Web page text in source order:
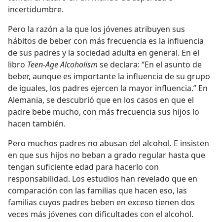
incertidumbre.
Pero la razón a la que los jóvenes atribuyen sus
hábitos de beber con más frecuencia es la influencia
de sus padres y la sociedad adulta en general. En el
libro Teen-Age Alcoholism se declara: “En el asunto de
beber, aunque es importante la influencia de su grupo
de iguales, los padres ejercen la mayor influencia.” En
Alemania, se descubrió que en los casos en que el
padre bebe mucho, con más frecuencia sus hijos lo
hacen también.
Pero muchos padres no abusan del alcohol. E insisten
en que sus hijos no beban a grado regular hasta que
tengan suficiente edad para hacerlo con
responsabilidad. Los estudios han revelado que en
comparación con las familias que hacen eso, las
familias cuyos padres beben en exceso tienen dos
veces más jóvenes con dificultades con el alcohol.